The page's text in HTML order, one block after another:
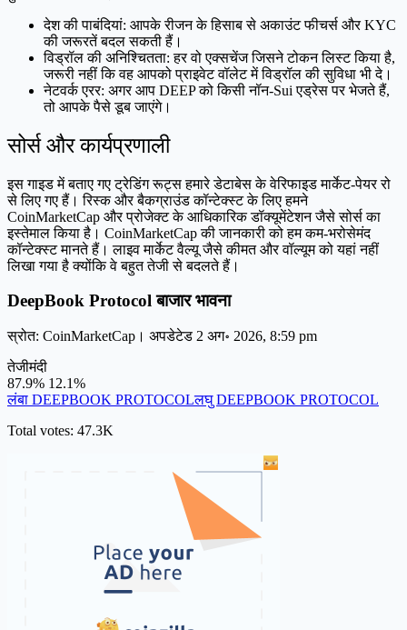
देश की पाबंदियां: आपके रीजन के हिसाब से अकाउंट फीचर्स और KYC
की जरूरतें बदल सकती हैं।
विड्रॉल की अनिश्चितता: हर वो एक्सचेंज जिसने टोकन लिस्ट किया है,
जरूरी नहीं कि वह आपको प्राइवेट वॉलेट में विड्रॉल की सुविधा भी दे।
नेटवर्क एरर: अगर आप DEEP को किसी नॉन-Sui एड्रेस पर भेजते हैं,
तो आपके पैसे डूब जाएंगे।
सोर्स और कार्यप्रणाली
इस गाइड में बताए गए ट्रेडिंग रूट्स हमारे डेटाबेस के वेरिफाइड मार्केट-पेयर रो
से लिए गए हैं। रिस्क और बैकग्राउंड कॉन्टेक्स्ट के लिए हमने
CoinMarketCap और प्रोजेक्ट के आधिकारिक डॉक्यूमेंटेशन जैसे सोर्स का
इस्तेमाल किया है। CoinMarketCap की जानकारी को हम कम-भरोसेमंद
कॉन्टेक्स्ट मानते हैं। लाइव मार्केट वैल्यू जैसे कीमत और वॉल्यूम को यहां नहीं
लिखा गया है क्योंकि वे बहुत तेजी से बदलते हैं।
DeepBook Protocol बाजार भावना
स्रोत: CoinMarketCap। अपडेटेड 2 अग॰ 2026, 8:59 pm
तेजीमंदी
87.9% 12.1%
लंबा DEEPBOOK PROTOCOLलघु DEEPBOOK PROTOCOL
Total votes: 47.3K